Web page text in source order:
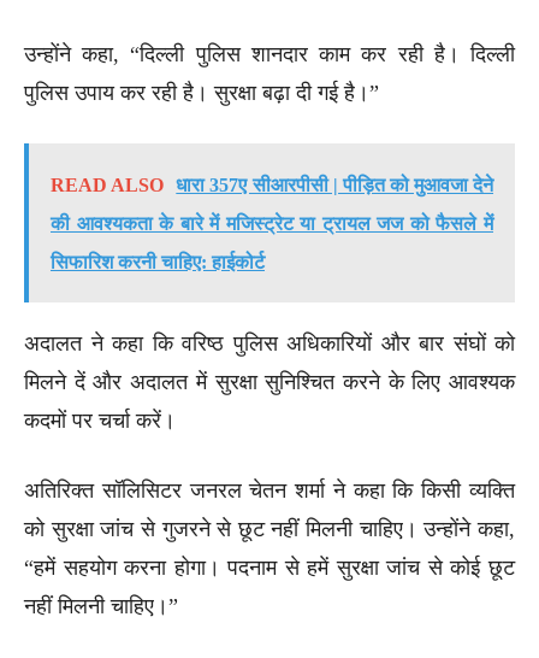
उन्होंने कहा, “दिल्ली पुलिस शानदार काम कर रही है। दिल्ली
पुलिस उपाय कर रही है। सुरक्षा बढ़ा दी गई है।”
READ ALSO
धारा 357ए सीआरपीसी | पीड़ित को मुआवजा देने
की आवश्यकता के बारे में मजिस्ट्रेट या ट्रायल जज को फैसले में
सिफारिश करनी चाहिए: हाईकोर्ट
अदालत ने कहा कि वरिष्ठ पुलिस अधिकारियों और बार संघों को
मिलने दें और अदालत में सुरक्षा सुनिश्चित करने के लिए आवश्यक
कदमों पर चर्चा करें।
अतिरिक्त सॉलिसिटर जनरल चेतन शर्मा ने कहा कि किसी व्यक्ति
को सुरक्षा जांच से गुजरने से छूट नहीं मिलनी चाहिए। उन्होंने कहा,
“हमें सहयोग करना होगा। पदनाम से हमें सुरक्षा जांच से कोई छूट
नहीं मिलनी चाहिए।”